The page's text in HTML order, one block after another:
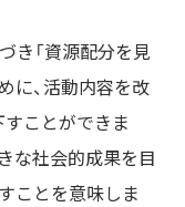
き「資源配分を見
に、活動内容を改
ことができま
な社会的成果を目
ことを意味しま